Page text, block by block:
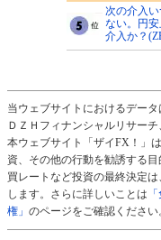
次の介入
ない。円
介入か？
当ウェブサイトにおけるデー
ＤＺＨフィナンシャルリサー
本ウェブサイト「ザイFX！」
資、その他の行動を勧誘する
買レートなど投資の最終決定
します。さらに詳しいことは
権」 のページをご確認ください